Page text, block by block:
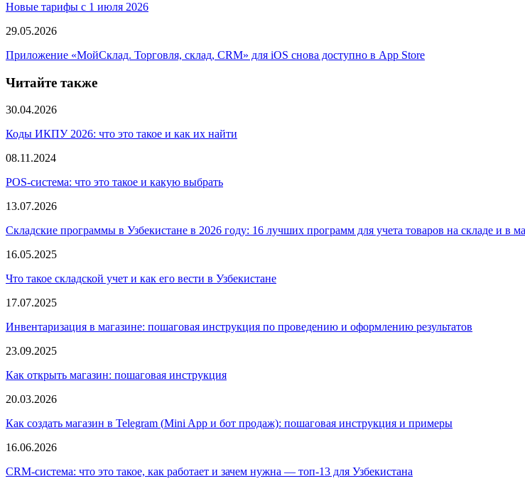
Новые тарифы с 1 июля 2026
29.05.2026
Приложение «МойСклад. Торговля, склад, CRM» для iOS снова доступно в App Store
Читайте также
30.04.2026
Коды ИКПУ 2026: что это такое и как их найти
08.11.2024
POS-система: что это такое и какую выбрать
13.07.2026
Складские программы в Узбекистане в 2026 году: 16 лучших программ для учета товаров на складе и в
16.05.2025
Что такое складской учет и как его вести в Узбекистане
17.07.2025
Инвентаризация в магазине: пошаговая инструкция по проведению и оформлению результатов
23.09.2025
Как открыть магазин: пошаговая инструкция
20.03.2026
Как создать магазин в Telegram (Mini App и бот продаж): пошаговая инструкция и примеры
16.06.2026
CRM-система: что это такое, как работает и зачем нужна — топ-13 для Узбекистана